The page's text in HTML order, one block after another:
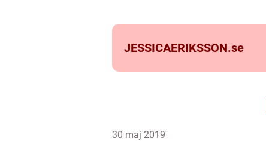
JESSICAERIKSSON.se
30 maj 2019